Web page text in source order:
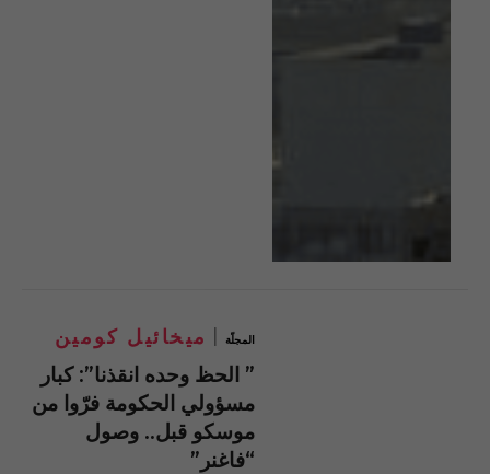
المجلّة ميخائيل كومين
” الحظ وحده انقذنا”: كبار
مسؤولي الحكومة فرّوا من
موسكو قبل.. وصول
“فاغنر”